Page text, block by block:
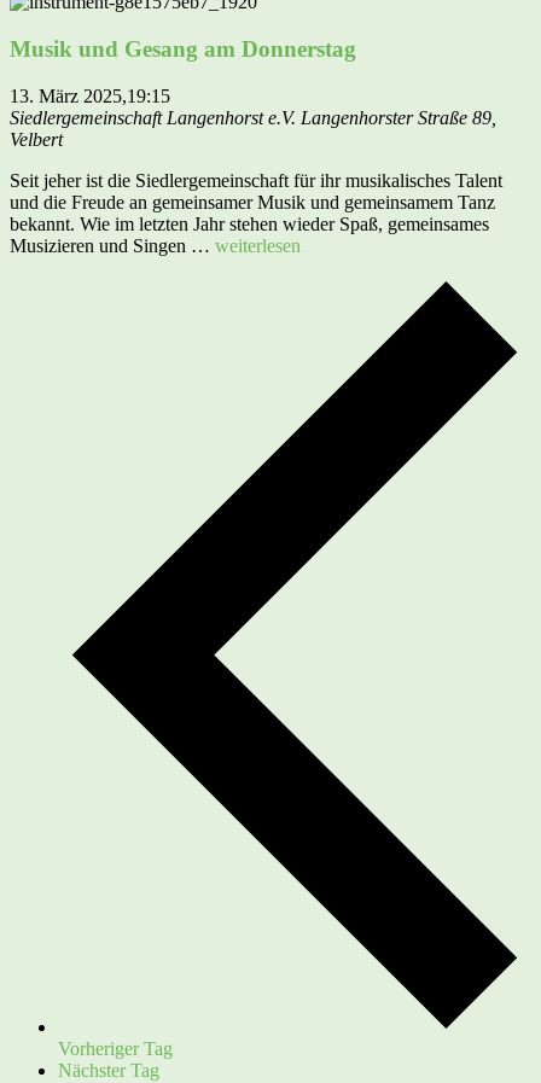
Musik und Gesang am Donnerstag
13. März 2025,19:15
Siedlergemeinschaft Langenhorst e.V. Langenhorster Straße 89,
Velbert
Seit jeher ist die Siedlergemeinschaft für ihr musikalisches Talent
und die Freude an gemeinsamer Musik und gemeinsamem Tanz
bekannt. Wie im letzten Jahr stehen wieder Spaß, gemeinsames
Musizieren und Singen … Musik
weiterlesen
Vorheriger Tag
Nächster Tag